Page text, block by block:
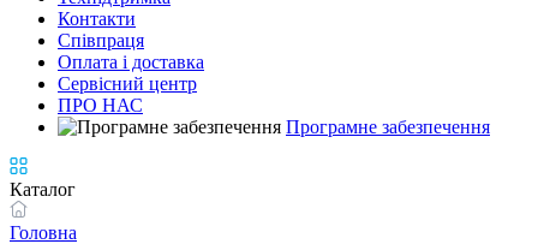
Контакти
Співпраця
Оплата і доставка
Сервісний центр
ПРО НАС
Програмне забезпечення
Каталог
Головна